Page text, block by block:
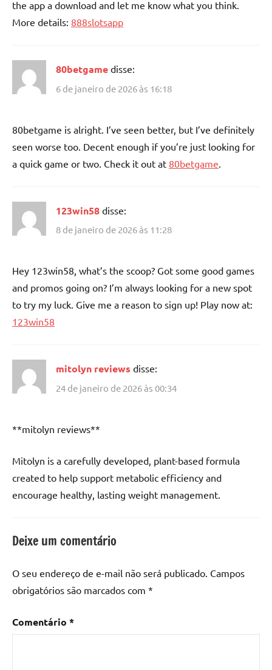
the app a download and let me know what you think.
More details: 888slotsapp
80betgame disse:
6 de janeiro de 2026 às 16:18
80betgame is alright. I’ve seen better, but I’ve definitely
seen worse too. Decent enough if you’re just looking for
a quick game or two. Check it out at 80betgame
123win58 disse:
8 de janeiro de 2026 às 11:28
Hey 123win58, what’s the scoop? Got some good games
and promos going on? I’m always looking for a new spot
to try my luck. Give me a reason to sign up! Play now at:
123win58
mitolyn reviews disse:
24 de janeiro de 2026 às 00:34
**mitolyn reviews**
Mitolyn is a carefully developed, plant-based formula
created to help support metabolic efficiency and
encourage healthy, lasting weight management.
Deixe um comentário
O seu endereço de e-mail não será publicado. Campos
obrigatórios são marcados com *
Comentário *